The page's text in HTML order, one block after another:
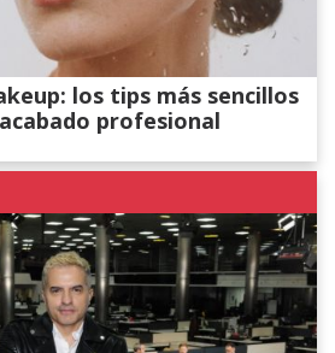
los tips más sencillos
profesional